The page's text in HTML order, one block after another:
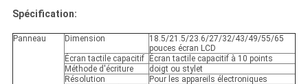
Spécification:
Panneau Dimension
18.5/21.5/23.6/27/32/43/49/55/65
pouces écran LCD
Écran tactile capacitif
Écran tactile capacitif à 10 points
Méthode d'écriture
doigt ou stylet
Résolution
Pour les appareils électroniques